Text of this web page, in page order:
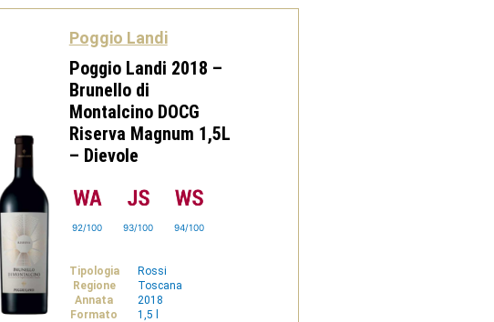
Dievole
quantità
Poggio Landi
Poggio Landi 2018 –
Brunello di
Montalcino DOCG
Riserva Magnum 1,5L
– Dievole
92/100 93/100 94/100
Tipologia
Rossi
Regione
Toscana
Annata
2018
Formato
1,5 l